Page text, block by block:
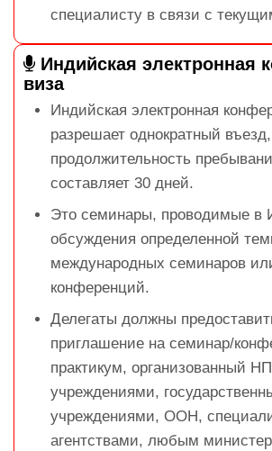
специалисту в связи с
Индийская электронная
виза
Индийская электронная
разрешает однократный
продолжительность
составляет 30 дней.
Это семинары, проводимые в
обсуждения определенной
международных семинаров
конференций.
Делегаты должны
приглашение на семинар/
практикум, организованный
учреждениями,
учреждениями, ООН,
агентствами, любым